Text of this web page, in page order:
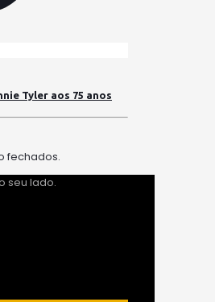
Tyler aos 75 anos
fechados.
seu lado.